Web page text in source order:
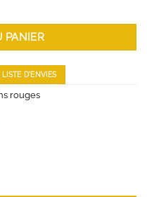
PANIER
D'ENVIES
rouges